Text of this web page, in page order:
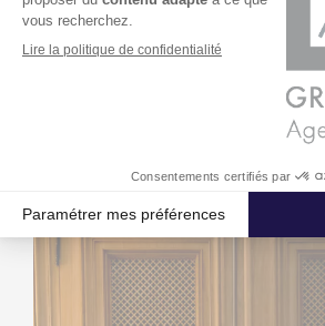
travaux minutieux de placage et de
bois, les matériaux laqués, les stratifiés,
sont mis en œuvre selon des gestes
à la précision de l’outillage numérique.
notre Atelier de finitions propose une
vernis et patines, permettant de proposer